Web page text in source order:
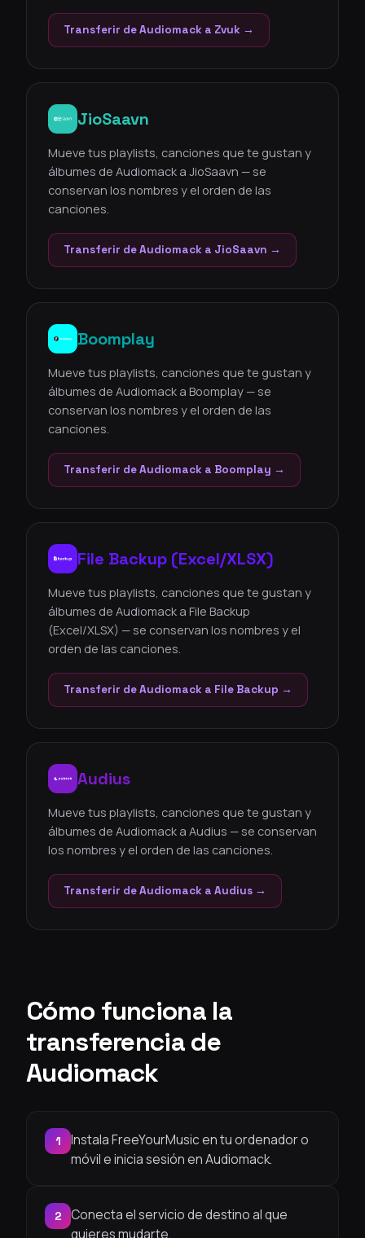
Transferir de Audiomack a Zvuk →
JioSaavn
Mueve tus playlists, canciones que te gustan y
álbumes de Audiomack a JioSaavn — se
conservan los nombres y el orden de las
canciones.
Transferir de Audiomack a JioSaavn →
Boomplay
Mueve tus playlists, canciones que te gustan y
álbumes de Audiomack a Boomplay — se
conservan los nombres y el orden de las
canciones.
Transferir de Audiomack a Boomplay →
File Backup (Excel/XLSX)
Mueve tus playlists, canciones que te gustan y
álbumes de Audiomack a File Backup
(Excel/XLSX) — se conservan los nombres y el
orden de las canciones.
Transferir de Audiomack a File Backup →
Audius
Mueve tus playlists, canciones que te gustan y
álbumes de Audiomack a Audius — se conservan
los nombres y el orden de las canciones.
Transferir de Audiomack a Audius →
Cómo funciona la
transferencia de
Audiomack
1
Instala FreeYourMusic en tu ordenador o
móvil e inicia sesión en Audiomack.
2
Conecta el servicio de destino al que
quieres mudarte.